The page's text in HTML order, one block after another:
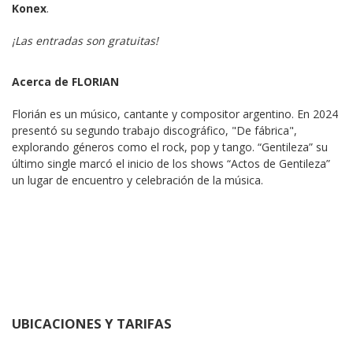
Konex.
¡Las entradas son gratuitas!
Acerca de FLORIAN
Florián es un músico, cantante y compositor argentino. En 2024
presentó su segundo trabajo discográfico, "De fábrica",
explorando géneros como el rock, pop y tango. “Gentileza” su
último single marcó el inicio de los shows “Actos de Gentileza”
un lugar de encuentro y celebración de la música.
UBICACIONES Y TARIFAS